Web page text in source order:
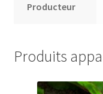
Producteur
Produits